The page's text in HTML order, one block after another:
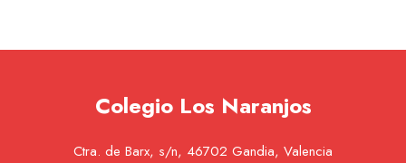
Colegio Los Naranjos
Ctra. de Barx, s/n, 46702 Gandia, Valencia